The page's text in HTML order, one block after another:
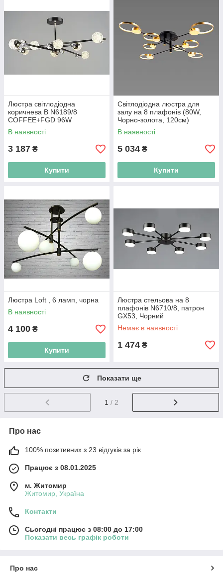
Люстра світлодіодна
коричнева B N6189/8
COFFEE+FGD 96W
В наявності
3 187 ₴
Купити
Світлодіодна люстра для
залу на 8 плафонів (80W,
Чорно-золота, 120см)
В наявності
5 034 ₴
Купити
Люстра Loft , 6 ламп, чорна
В наявності
4 100 ₴
Купити
Люстра стельова на 8
плафонів N6710/8, патрон
GX53, Чорний
Немає в наявності
1 474 ₴
Показати ще
1 / 2
Про нас
100% позитивних з 23 відгуків за рік
Працює з 08.01.2025
м. Житомир
Житомир, Україна
Контакти
Сьогодні працює з 08:00 до 17:00
Показати весь графік роботи
Про нас